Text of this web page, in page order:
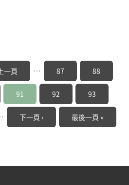
一頁 … 87 88
91 92 93
下一頁 › 最後一頁 »